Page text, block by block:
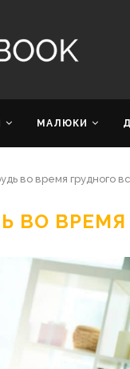
МАЛЮКИ
во время грудного
ВО